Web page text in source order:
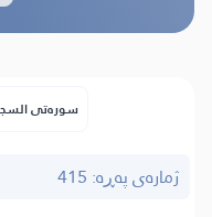
سوره‌تی
ژمارەی پەڕە: 415